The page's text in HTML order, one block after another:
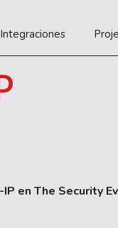
Integraciones
IP en The Security